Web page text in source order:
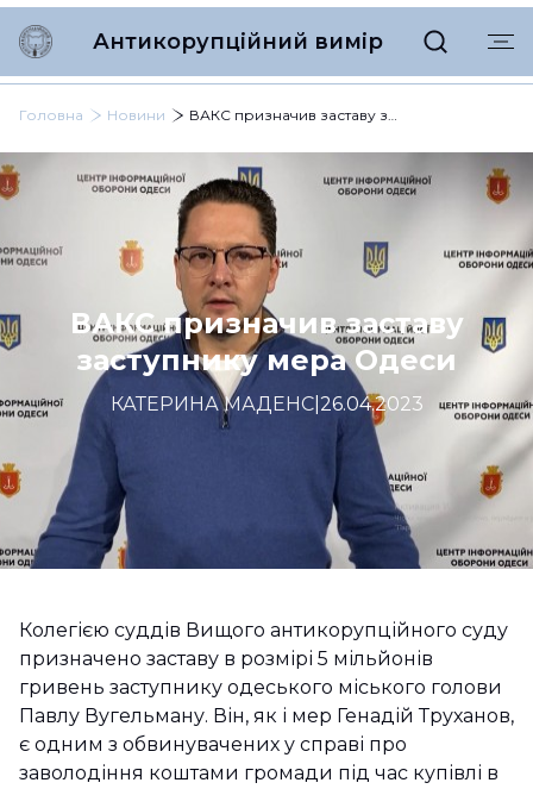
Антикорупційний вимір
Головна Новини ВАКС призначив заставу заступнику мера Одеси
ВАКС призначив заставу
заступнику мера Одеси
КАТЕРИНА МАДЕНС| 26.04.2023
Колегією суддів Вищого антикорупційного суду
призначено заставу в розмірі 5 мільйонів
гривень заступнику одеського міського голови
Павлу Вугельману. Він, як і мер Генадій Труханов,
є одним з обвинувачених у справі про
заволодіння коштами громади під час купівлі в